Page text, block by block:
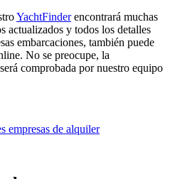
YachtFinderencontrará muchas
actualizados y todos los detalles
embarcaciones, también puede
No se preocupe, la
comprobada por nuestro equipo
empresas de alquiler